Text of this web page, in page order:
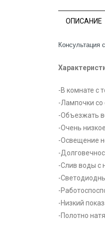
ОПИСАНИЕ
Консультация
-В комнате с
-Лампочки со
-Объезжать
-Очень
-Освещение
-
-Слив воды с
-
-
-Низкий
-Полотно